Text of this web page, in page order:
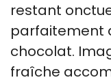
restant
parfaitement
chocolat.
fraîche